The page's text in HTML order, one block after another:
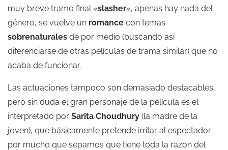
muy breve tramo final «slasher«, apenas hay nada del
género, se vuelve un romance con temas
sobrenaturales de por medio (buscando así
diferenciarse de otras películas de trama similar) que no
acaba de funcionar.
Las actuaciones tampoco son demasiado destacables,
pero sin duda el gran personaje de la película es el
interpretado por Sarita Choudhury (la madre de la
joven), que básicamente pretende irritar al espectador
por mucho que sepamos que tiene toda la razón del